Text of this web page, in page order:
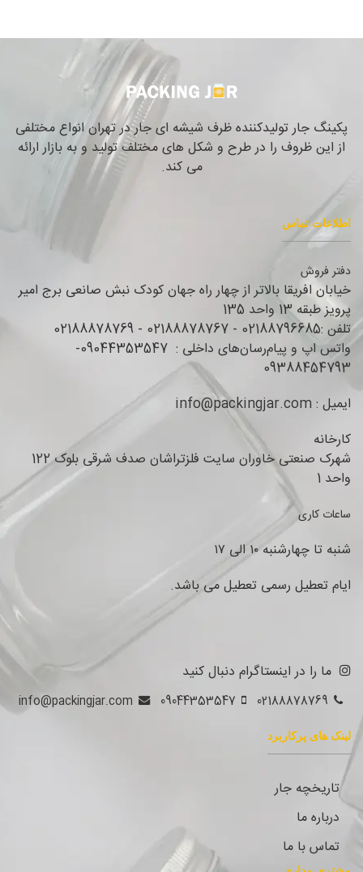
پکینگ جار تولیدکننده ظرف شیشه ای جار در تهران انواع مختلفی
از این ظروف را در طرح و شکل های مختلف تولید و به بازار ارائه
می کند.
اطلاعات تماس
دفتر فروش
خیابان افریقا بالاتر از چهار راه جهان کودک نبش صانعی برج امیر
پرویز طبقه 13 واحد 135
تلفن :02188796685 - 02188878767 - 02188878769
واتس اپ و پیام‌رسان‌های داخلی : 09044353547-
09388454793
ایمیل : info@packingjar.com
کارخانه
شهرک صنعتی خاوران سایت فلزتراشان صدف شرقی بلوک 122
واحد 1
ساعات کاری
شنبه تا چهارشنبه ۱۰ الی ۱۷
ایام تعطیل رسمی تعطیل می باشد.
ما را در اینستاگرام دنبال کنید
02188878769
09044353547
info@packingjar.com
لینک های پرکاربرد
تاریخچه جار
درباره ما
تماس با ما